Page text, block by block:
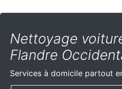
Nettoyage
Flandre
Services à domicile partout